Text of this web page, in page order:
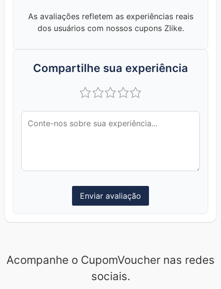
As avaliações refletem as experiências reais
dos usuários com nossos cupons Zlike.
Compartilhe sua experiência
Enviar avaliação
Acompanhe o CupomVoucher nas redes
sociais.